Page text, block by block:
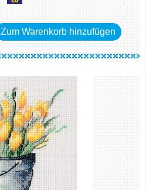
Zum Warenkorb hinzufügen